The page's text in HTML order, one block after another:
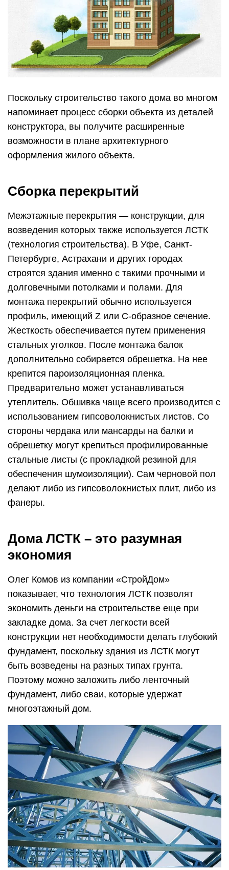
Поскольку строительство такого дома во многом
напоминает процесс сборки объекта из деталей
конструктора, вы получите расширенные
возможности в плане архитектурного
оформления жилого объекта.
Сборка перекрытий
Межэтажные перекрытия — конструкции, для
возведения которых также используется ЛСТК
(технология строительства). В Уфе, Санкт-
Петербурге, Астрахани и других городах
строятся здания именно с такими прочными и
долговечными потолками и полами. Для
монтажа перекрытий обычно используется
профиль, имеющий Z или С-образное сечение.
Жесткость обеспечивается путем применения
стальных уголков. После монтажа балок
дополнительно собирается обрешетка. На нее
крепится пароизоляционная пленка.
Предварительно может устанавливаться
утеплитель. Обшивка чаще всего производится с
использованием гипсоволокнистых листов. Со
стороны чердака или мансарды на балки и
обрешетку могут крепиться профилированные
стальные листы (с прокладкой резиной для
обеспечения шумоизоляции). Сам черновой пол
делают либо из гипсоволокнистых плит, либо из
фанеры.
Дома ЛСТК – это разумная
экономия
Олег Комов из компании «СтройДом»
показывает, что технология ЛСТК позволят
экономить деньги на строительстве еще при
закладке дома. За счет легкости всей
конструкции нет необходимости делать глубокий
фундамент, поскольку здания из ЛСТК могут
быть возведены на разных типах грунта.
Поэтому можно заложить либо ленточный
фундамент, либо сваи, которые удержат
многоэтажный дом.